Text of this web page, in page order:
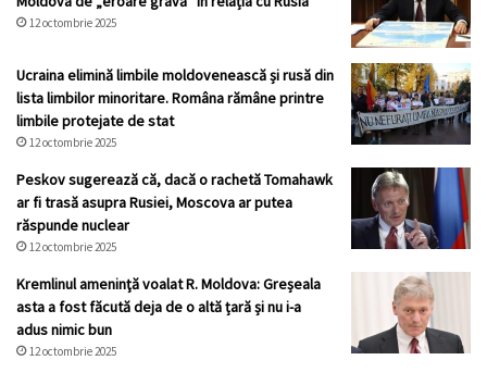
12 octombrie 2025
Ucraina elimină limbile moldovenească și rusă din
lista limbilor minoritare. Româna rămâne printre
limbile protejate de stat
12 octombrie 2025
Peskov sugerează că, dacă o rachetă Tomahawk
ar fi trasă asupra Rusiei, Moscova ar putea
răspunde nuclear
12 octombrie 2025
Kremlinul ameninţă voalat R. Moldova: Greșeala
asta a fost făcută deja de o altă țară și nu i-a
adus nimic bun
12 octombrie 2025